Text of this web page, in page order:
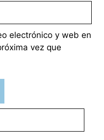
electrónico y web en
vez que